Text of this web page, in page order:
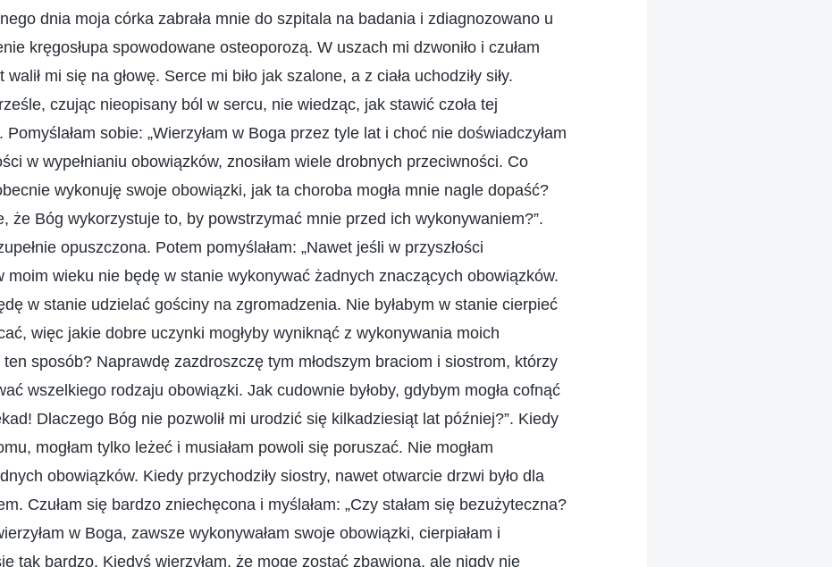
dnia moja córka zabrała mnie do szpitala na badania i zdiagnozowano u
kręgosłupa spowodowane osteoporozą. W uszach mi dzwoniło i czułam
mi się na głowę. Serce mi biło jak szalone, a z ciała uchodziły siły.
czując nieopisany ból w sercu, nie wiedząc, jak stawić czoła tej
Pomyślałam sobie: „Wierzyłam w Boga przez tyle lat i choć nie doświadczyłam
w wypełnianiu obowiązków, znosiłam wiele drobnych przeciwności. Co
wykonuję swoje obowiązki, jak ta choroba mogła mnie nagle dopaść?
że Bóg wykorzystuje to, by powstrzymać mnie przed ich wykonywaniem?”.
opuszczona. Potem pomyślałam: „Nawet jeśli w przyszłości
moim wieku nie będę w stanie wykonywać żadnych znaczących obowiązków.
w stanie udzielać gościny na zgromadzenia. Nie byłabym w stanie cierpieć
więc jakie dobre uczynki mogłyby wyniknąć z wykonywania moich
sposób? Naprawdę zazdroszczę tym młodszym braciom i siostrom, którzy
wszelkiego rodzaju obowiązki. Jak cudownie byłoby, gdybym mogła cofnąć
Dlaczego Bóg nie pozwolił mi urodzić się kilkadziesiąt lat później?”. Kiedy
mogłam tylko leżeć i musiałam powoli się poruszać. Nie mogłam
obowiązków. Kiedy przychodziły siostry, nawet otwarcie drzwi było dla
Czułam się bardzo zniechęcona i myślałam: „Czy stałam się bezużyteczna?
w Boga, zawsze wykonywałam swoje obowiązki, cierpiałam i
tak bardzo. Kiedyś wierzyłam, że mogę zostać zbawiona, ale nigdy nie